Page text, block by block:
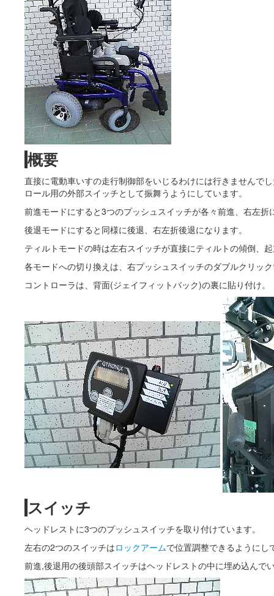
概要
直接に電動車いすの走行制御部をいじるわけには行きませんで
ロール用の外部スイッチとして振舞うようにしています。
前進モードにすると3つのプッシュスイッチが各々前進、右左折
後退モードにすると同様に後退、右左折後退になります。
ティルトモードの時は左右スイッチが直接にティルトの傾倒、
各モードへの切り換えは、右プッシュスイッチのダブルクリッ
コントローラは、背面(ジェイフィットバック)の裏に貼り付け。
スイッチ
ヘッドレストに3つのプッシュスイッチを取り付けています。
左右の2つのスイッチはロックアームで位置調整できるようにし
前進,後退用の後頭部スイッチはヘッドレストの中に埋め込んで